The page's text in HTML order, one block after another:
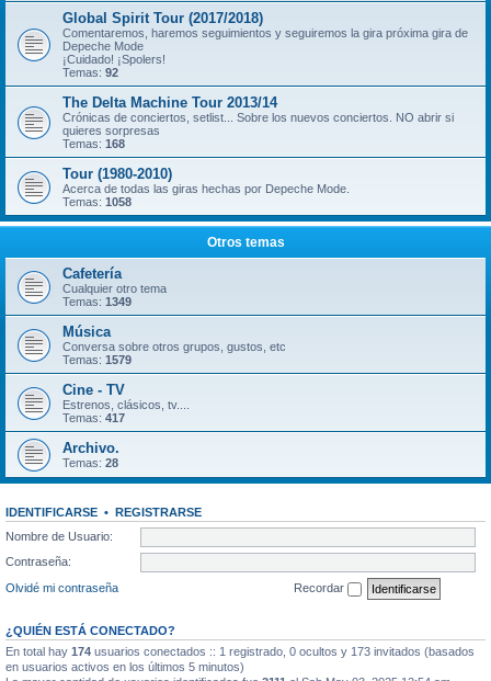
Global Spirit Tour (2017/2018)
Comentaremos, haremos seguimientos y seguiremos la gira próxima gira de
Depeche Mode
¡Cuidado! ¡Spolers!
Temas: 92
The Delta Machine Tour 2013/14
Crónicas de conciertos, setlist... Sobre los nuevos conciertos. NO abrir si
quieres sorpresas
Temas: 168
Tour (1980-2010)
Acerca de todas las giras hechas por Depeche Mode.
Temas: 1058
Otros temas
Cafetería
Cualquier otro tema
Temas: 1349
Música
Conversa sobre otros grupos, gustos, etc
Temas: 1579
Cine - TV
Estrenos, clásicos, tv....
Temas: 417
Archivo.
Temas: 28
IDENTIFICARSE • REGISTRARSE
Nombre de Usuario:
Contraseña:
Olvidé mi contraseña
Recordar
¿QUIÉN ESTÁ CONECTADO?
En total hay 174 usuarios conectados :: 1 registrado, 0 ocultos y 173 invitados (basados
en usuarios activos en los últimos 5 minutos)